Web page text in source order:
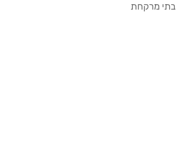
בתי מרקחת